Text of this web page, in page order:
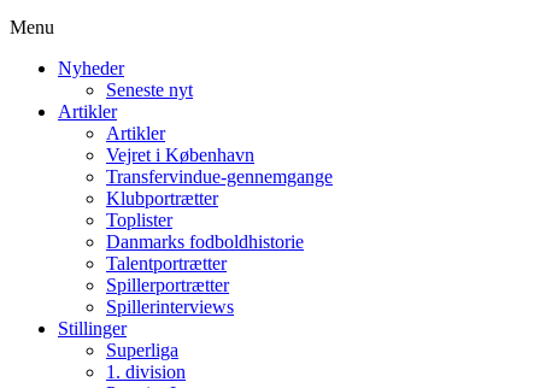
Menu
Nyheder
Seneste nyt
Artikler
Artikler
Vejret i København
Transfervindue-gennemgange
Klubportrætter
Toplister
Danmarks fodboldhistorie
Talentportrætter
Spillerportrætter
Spillerinterviews
Stillinger
Superliga
1. division